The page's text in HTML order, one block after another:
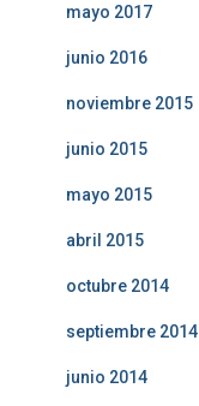
mayo 2017
junio 2016
noviembre 2015
junio 2015
mayo 2015
abril 2015
octubre 2014
septiembre 2014
junio 2014